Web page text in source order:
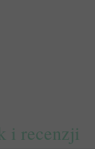
i recenzji